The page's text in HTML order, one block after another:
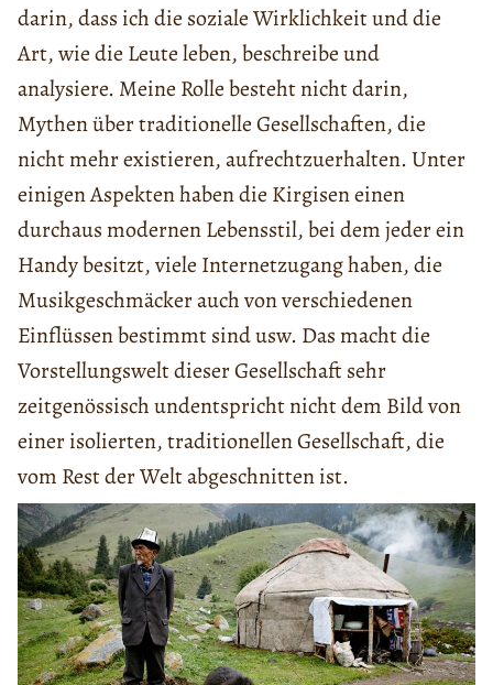
darin, dass ich die soziale Wirklichkeit und die
Art, wie die Leute leben, beschreibe und
analysiere. Meine Rolle besteht nicht darin,
Mythen über traditionelle Gesellschaften, die
nicht mehr existieren, aufrechtzuerhalten. Unter
einigen Aspekten haben die Kirgisen einen
durchaus modernen Lebensstil, bei dem jeder ein
Handy besitzt, viele Internetzugang haben, die
Musikgeschmäcker auch von verschiedenen
Einflüssen bestimmt sind usw. Das macht die
Vorstellungswelt dieser Gesellschaft sehr
zeitgenössisch undentspricht nicht dem Bild von
einer isolierten, traditionellen Gesellschaft, die
vom Rest der Welt abgeschnitten ist.